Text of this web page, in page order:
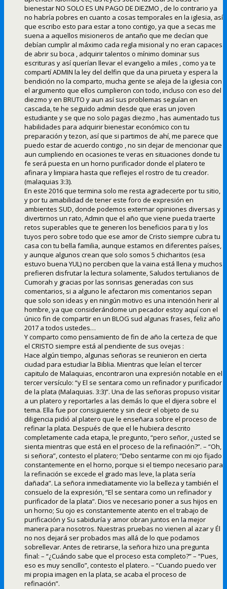
bienestar NO SOLO ES UN PAGO DE DIEZMO , de lo contrario ya
no habría pobres en cuanto a cosas temporales en la iglesia, así
que escribo esto para estar a tono contigo, ya que a secas me
suena a aquellos misioneros de antaño que me decían que
debían cumplir al máximo cada regla misional y no eran capaces
de abrir su boca , adquirir talentos o mínimo dominar sus
escrituras y así querían llevar el evangelio a miles , como ya te
compartí ADMIN la ley del delfin que da una pirueta y espera la
bendición no la comparto, mucha gente se aleja de la iglesia con
el argumento que ellos cumplieron con todo, incluso con eso del
diezmo y en BRUTO y aun así sus problemas seguían en
cascada, te he seguido admin desde que eras un joven
estudiante y se que no solo pagas diezmo , has aumentado tus
habilidades para adquirir bienestar económico con tu
preparación y tezon, así que si partimos de ahí, me parece que
puedo estar de acuerdo contigo , no sin dejar de mencionar que
aun cumpliendo en ocasiones te veras en situaciones donde tu
fe será puesta en un horno purificador donde el platero te
afinara y limpiara hasta que reflejes el rostro de tu creador.
(malaquias 3:3).
En este 2016 que termina solo me resta agradecerte por tu sitio,
y por tu amabilidad de tener este foro de expresión en
ambientes SUD, donde podemos externar opiniones diversas y
divertirnos un rato, Admin que el año que viene pueda traerte
retos superables que te generen los beneficios para ti y los
tuyos pero sobre todo que ese amor de Cristo siempre cubra tu
casa con tu bella familia, aunque estamos en diferentes países,
y aunque algunos crean que solo somos 5 chicharitos (esa
estuvo buena YUL) no perciben que la vaina está llena y muchos
prefieren disfrutar la lectura solamente, Saludos tertulianos de
Cumorah y gracias por las sonrisas generadas con sus
comentarios, si a alguno le afectaron mis comentarios sepan
que solo son ideas y en ningún motivo es una intención herir al
hombre, ya que considerándome un pecador estoy aquí con el
único fin de compartir en un BLOG sud algunas frases, feliz año
2017 a todos ustedes…
Y comparto como pensamiento de fin de año la certeza de que
el CRISTO siempre está al pendiente de sus ovejas :
Hace algún tiempo, algunas señoras se reunieron en cierta
ciudad para estudiar la Biblia. Mientras que leían el tercer
capitulo de Malaquias, encontraron una expresión notable en el
tercer versículo: “y El se sentara como un refinador y purificador
de la plata (Malaquias. 3:3)”. Una de las señoras propuso visitar
a un platero y reportarles a las demás lo que el dijera sobre el
tema. Ella fue por consiguiente y sin decir el objeto de su
diligencia pidió al platero que le enseñara sobre el proceso de
refinar la plata. Después de que el le hubiera descrito
completamente cada etapa, le pregunto, “pero señor, ¿usted se
sienta mientras que está en el proceso de la refinación?”. – “Oh,
si señora”, contesto el platero; “Debo sentarme con mi ojo fijado
constantemente en el horno, porque si el tiempo necesario para
la refinación se excede el grado mas leve, la plata sería
dañada”. La señora inmediatamente vio la belleza y también el
consuelo de la expresión, “El se sentara como un refinador y
purificador de la plata”. Dios ve necesario poner a sus hijos en
un horno; Su ojo es constantemente atento en el trabajo de
purificación y Su sabiduría y amor obran juntos en la mejor
manera para nosotros. Nuestras pruebas no vienen al azar y Él
no nos dejará ser probados mas allá de lo que podamos
sobrellevar. Antes de retirarse, la señora hizo una pregunta
final: – “¿Cuándo sabe que el proceso esta completo?” – “Pues,
eso es muy sencillo”, contesto el platero. – “Cuando puedo ver
mi propia imagen en la plata, se acaba el proceso de
refinación”.